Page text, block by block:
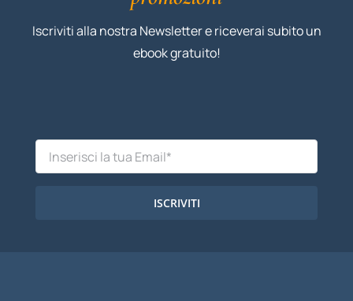
Iscriviti alla nostra Newsletter e riceverai subito un
ebook gratuito!
ISCRIVITI